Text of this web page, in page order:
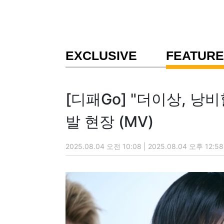
EXCLUSIVE FEATURE
[디패Go] "더이상, 낭
발 현장 (MV)
2025.08.04 오전 10:08 | 2025.08.04 오후 12:58